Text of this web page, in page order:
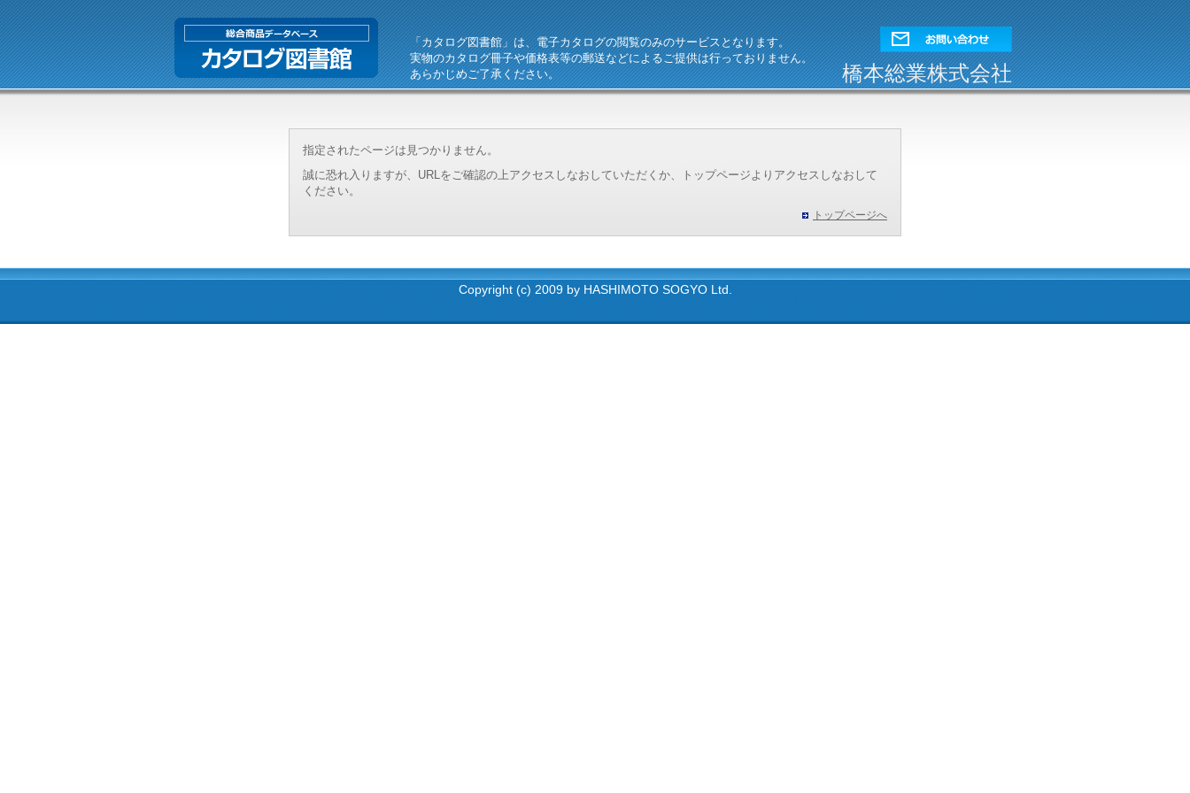
「カタログ図書館」は、電子カタログの閲覧のみのサービスとなります。
実物のカタログ冊子や価格表等の郵送などによるご提供は行っておりません。
あらかじめご了承ください。
橋本総業株式会社
指定されたページは見つかりません。
誠に恐れ入りますが、URLをご確認の上アクセスしなおしていただくか、トップページよりアクセスしなおして
ください。
トップページへ
Copyright (c) 2009 by HASHIMOTO SOGYO Ltd.